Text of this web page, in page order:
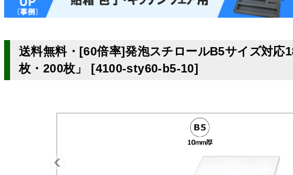
送料無料・[60倍率]発泡スチロールB5サイズ対応
枚・200枚」
[4100-sty60-b5-10]